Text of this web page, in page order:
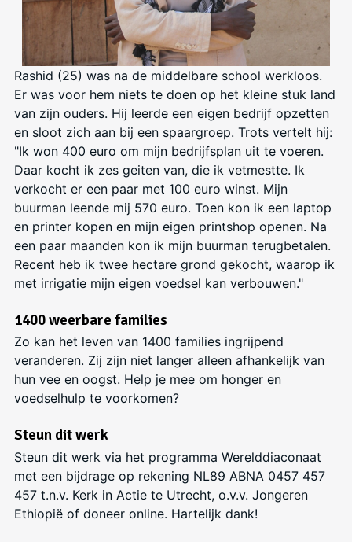
Rashid (25) was na de middelbare school werkloos.
Er was voor hem niets te doen op het kleine stuk land
van zijn ouders. Hij leerde een eigen bedrijf opzetten
en sloot zich aan bij een spaargroep. Trots vertelt hij:
"Ik won 400 euro om mijn bedrijfsplan uit te voeren.
Daar kocht ik zes geiten van, die ik vetmestte. Ik
verkocht er een paar met 100 euro winst. Mijn
buurman leende mij 570 euro. Toen kon ik een laptop
en printer kopen en mijn eigen printshop openen. Na
een paar maanden kon ik mijn buurman terugbetalen.
Recent heb ik twee hectare grond gekocht, waarop ik
met irrigatie mijn eigen voedsel kan verbouwen."
1400 weerbare families
Zo kan het leven van 1400 families ingrijpend
veranderen. Zij zijn niet langer alleen afhankelijk van
hun vee en oogst. Help je mee om honger en
voedselhulp te voorkomen?
Steun dit werk
Steun dit werk via het programma Werelddiaconaat
met een bijdrage op rekening NL89 ABNA 0457 457
457 t.n.v. Kerk in Actie te Utrecht, o.v.v. Jongeren
Ethiopië of doneer online. Hartelijk dank!